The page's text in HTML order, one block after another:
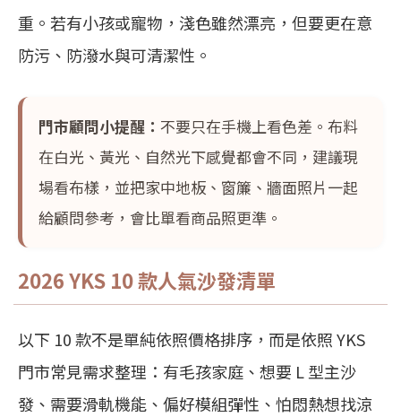
重。若有小孩或寵物，淺色雖然漂亮，但要更在意
防污、防潑水與可清潔性。
門市顧問小提醒： 不要只在手機上看色差。布料
在白光、黃光、自然光下感覺都會不同，建議現
場看布樣，並把家中地板、窗簾、牆面照片一起
給顧問參考，會比單看商品照更準。
2026 YKS 10 款人氣沙發清單
以下 10 款不是單純依照價格排序，而是依照 YKS
門市常見需求整理：有毛孩家庭、想要 L 型主沙
發、需要滑軌機能、偏好模組彈性、怕悶熱想找涼